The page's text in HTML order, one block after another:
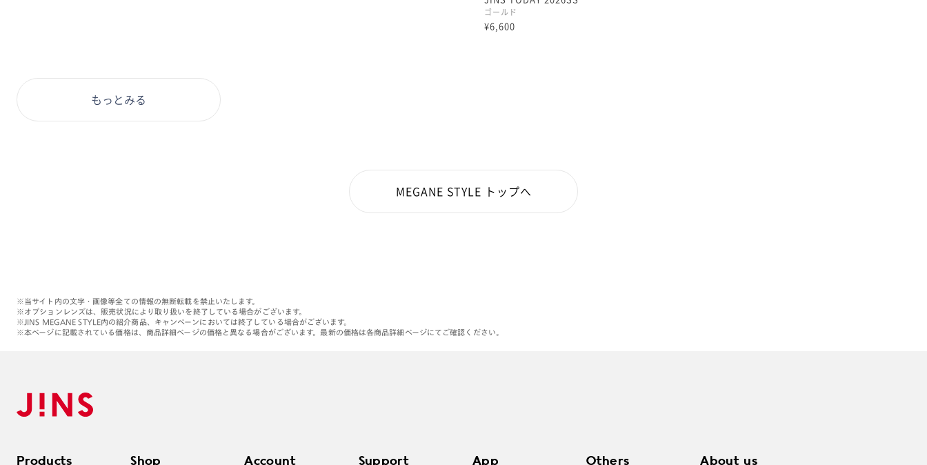
ゴールド
¥6,600
もっとみる
MEGANE STYLE トップへ
※当サイト内の文字・画像等全ての情報の無断転載を禁止いたします。
※オプションレンズは、販売状況により取り扱いを終了している場合がございます。
※JINS MEGANE STYLE内の紹介商品、キャンペーンにおいては終了している場合がございます。
※本ページに記載されている価格は、商品詳細ページの価格と異なる場合がございます。最新の価格は各商品詳細ページにてご確認ください。
Products Shop Account Support App Others About us